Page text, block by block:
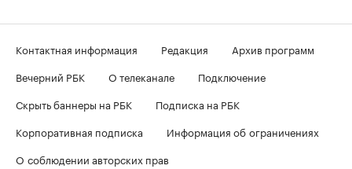
Контактная информация Редакция
Архив программ
Вечерний РБК
О телеканале
Подключение
Скрыть баннеры на РБК
Подписка на РБК
Корпоративная подписка
Информация об ограничениях
О соблюдении авторских прав